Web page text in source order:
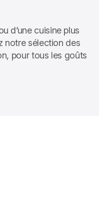
d’une cuisine plus
notre sélection des
pour tous les goûts